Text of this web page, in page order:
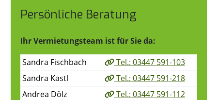
Persönliche Beratung
Ihr Vermietungsteam ist für Sie da:
Sandra Fischbach
Tel.: 03447 591-103
Sandra Kastl
Tel.: 03447 591-218
Andrea Dölz
Tel.: 03447 591-112